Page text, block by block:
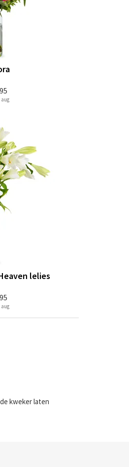
aug
lelies
aug
kweker laten